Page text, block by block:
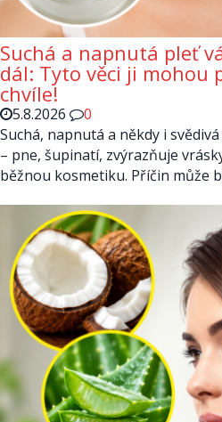
Suchá a napnutá pleť
dál: Tyto věci ji mohou
chvíle!
5.8.2026
0
Suchá, napnutá a někdy i
– pne, šupinatí, zvýrazňuje
běžnou kosmetiku. Příčin může